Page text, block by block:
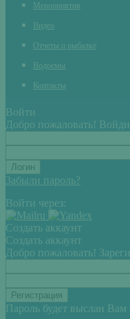
Мероприятия
Видео
Отчеты о рыбалке
Водоемы
Контакты
Войти
Добро пожаловать!
Забыли пароль?
Войти через:
Создать аккаунт
Создать аккаунт
Добро пожаловать!
Пароль будет выслан Вам